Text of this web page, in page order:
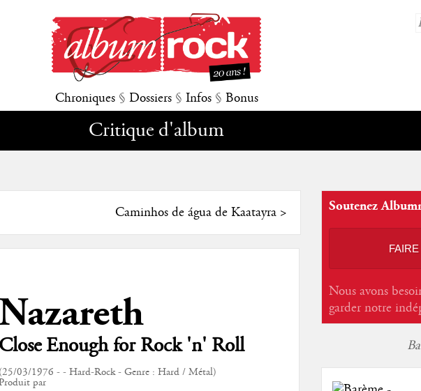
Chroniques § Dossiers § Infos § Bonus
Critique d'album
Caminhos de água de Kaatayra>
Enough for Rock 'n' Roll
03/1976 - - Hard-Rock - Genre : Hard / Métal)
par
Soutenez
Nous avons
garder notre